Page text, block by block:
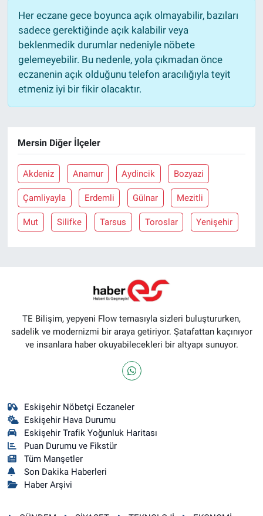
Her eczane gece boyunca açık olmayabilir, bazıları
sadece gerektiğinde açık kalabilir veya
beklenmedik durumlar nedeniyle nöbete
gelemeyebilir. Bu nedenle, yola çıkmadan önce
eczanenin açık olduğunu telefon aracılığıyla teyit
etmeniz iyi bir fikir olacaktır.
Mersin Diğer İlçeler
Akdeniz Anamur Aydincik Bozyazi
Çamliyayla Erdemli Gülnar Mezitli
Mut Silifke Tarsus Toroslar Yenişehir
TE Bilişim, yepyeni Flow temasıyla sizleri buluştururken,
sadelik ve modernizmi bir araya getiriyor. Şatafattan kaçınıyor
ve insanlara haber okuyabilecekleri bir altyapı sunuyor.
Eskişehir Nöbetçi Eczaneler
Eskişehir Hava Durumu
Eskişehir Trafik Yoğunluk Haritası
Puan Durumu ve Fikstür
Tüm Manşetler
Son Dakika Haberleri
Haber Arşivi